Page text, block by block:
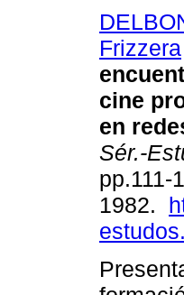
Frizzera
cine
en
Sér.-
pp.111-
1982.